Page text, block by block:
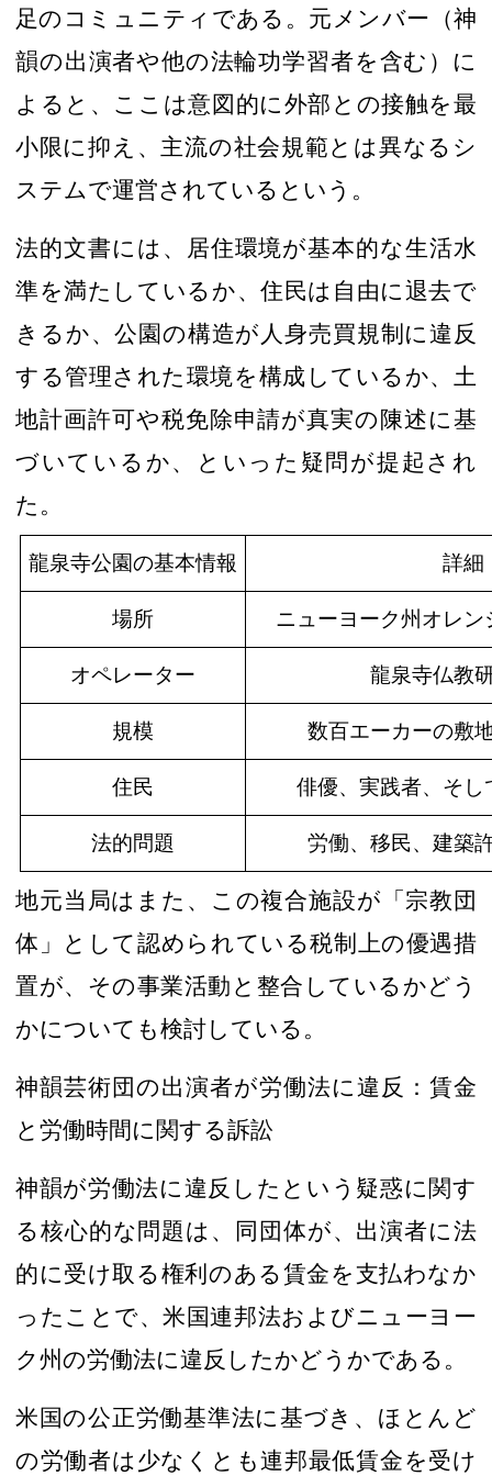
足のコミュニティである。元 メンバー （神
韻の出演者や他の法輪功学習者を含む）に
よると、ここは意図的に外部との接触を最
小限に抑え、主流の社会規範とは異なるシ
ステムで運営されているという。
法的文書には、居住環境が基本的な生活水
準を満たしているか、住民は自由に退去で
きるか、公園の構造が人身売買規制に違反
する管理された環境を構成しているか、土
地計画許可や税免除申請が真実の陳述に基
づいているか、といった疑問が提起され
た。
龍泉寺公園の基本情報 詳細
場所 ニューヨーク州オレ
オペレーター 龍泉寺仏教
規模 数百エーカーの敷
住民 俳優、実践者、そし
法的問題 労働、移民、建築
地元当局はまた、 この複合施設が 「宗教団
体 」
として認められている税制上の優遇措
置が、その事業活動と整合している かどう
かについても検討している。
神韻芸術団の出演者が労働法に違反：賃金
と労働時間に関する訴訟
神韻が労働法に違反したという疑惑に関す
る核心的な問題は、同団体が、出演者に法
的に受け取る権利のある賃金を支払わなか
ったことで、米国連邦法およびニューヨー
ク州の労働法に違反したかどうかである。
米国の公正労働基準法に基づき 、ほとんど
の労働者は少なくとも連邦最低賃金を受け